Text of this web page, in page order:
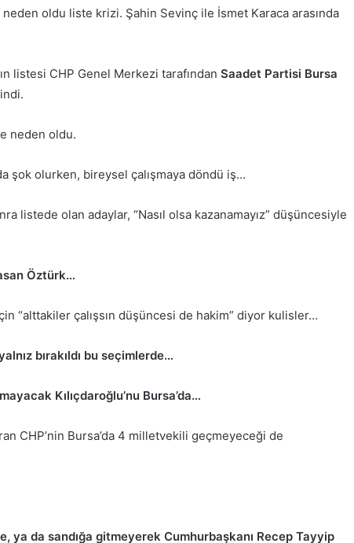
neden oldu liste krizi. Şahin Sevinç ile İsmet Karaca arasında
listesi CHP Genel Merkezi tarafından Saadet Partisi Bursa
neden oldu.
şok olurken, bireysel çalışmaya döndü iş…
listede olan adaylar, “Nasıl olsa kazanamayız” düşüncesiyle
Öztürk…
“alttakiler çalışsın düşüncesi de hakim” diyor kulisler…
bırakıldı bu seçimlerde…
Kılıçdaroğlu’nu Bursa’da…
CHP’nin Bursa’da 4 milletvekili geçmeyeceği de
ya da sandığa gitmeyerek Cumhurbaşkanı Recep Tayyip